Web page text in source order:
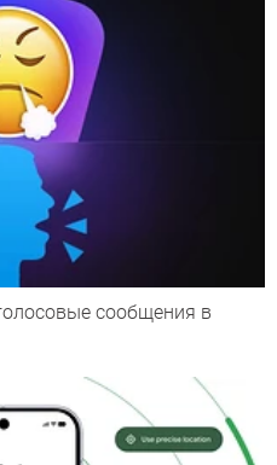
сообщения в